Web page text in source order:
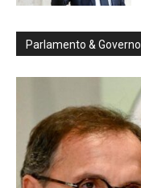
Parlamento & Governo